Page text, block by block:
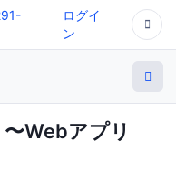
ログイ
ン
Webアプリ